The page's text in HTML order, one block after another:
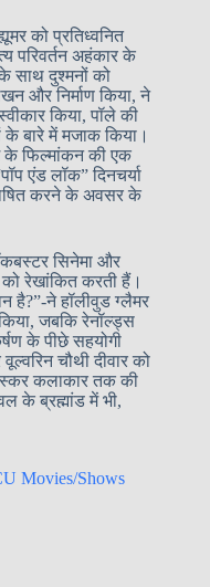
को प्रतिध्वनित
परिवर्तन अहंकार के
साथ दुश्मनों को
और निर्माण किया, ने
किया, पॉले की
बारे में मजाक किया।
के फिल्मांकन की एक
एंड लॉक” दिनचर्या
करने के अवसर के
सिनेमा और
रेखांकित करती हैं।
है?”-ने हॉलीवुड ग्लैमर
जबकि रेनॉल्ड्स
के पीछे सहयोगी
चौथी दीवार को
कलाकार तक की
के ब्रह्मांड में भी,
Movies/Shows